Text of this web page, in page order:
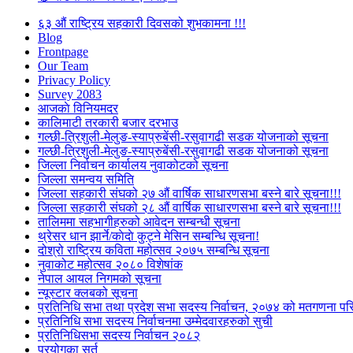
६३ औं राष्ट्रिय सहकारी दिवसको शुभकामना !!!
Blog
Frontpage
Our Team
Privacy Policy
Survey 2083
आजकाे विनियमदर
कालिमाटी तरकारी बजार दरभाउ
गल्छी-त्रिशुली-मेलुङ-स्याप्रुबेंसी-रसुवागढी सडक योजनाको सूचना
गल्छी-त्रिशुली-मेलुङ-स्याप्रुबेंसी-रसुवागढी सडक योजनाको सूचना
जिल्ला निर्वाचन कार्यालय नुवाकोटको सूचना
जिल्ला समन्वय समिति
जिल्ला सहकारी संघको २७ औं वार्षिक साधारणसभा बस्ने बारे सूचना!!!
जिल्ला सहकारी संघको २८ औं वार्षिक साधारणसभा बस्ने बारे सूचना!!!
तालिममा सहभागीहरुको आवेदन सम्बन्धी सूचना
थ्रेसर धान झार्ने/काेदाे कुट्ने मेसिन सम्बन्धि सूचना!
दोश्रो राष्ट्रिय कविता महोत्सव २०७५ सम्बन्धि सूचना
नुवाकोट महोत्सव २०८० विशेषांक
नेपाल आयल निगमको सूचना
न्यूस्टार क्लबको सूचना
प्रतिनिधि सभा तथा प्रदेश सभा सदस्य निर्वाचन, २०७४ को मतगणना
प्रतिनिधि सभा सदस्य निर्वाचनमा उम्मेदवारहरुको सुची
प्रतिनिधिसभा सदस्य निर्वाचन २०८२
प्रयोगका सर्त